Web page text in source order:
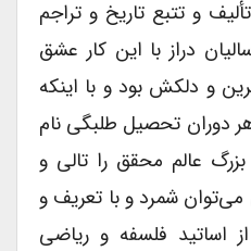
و تتبع تاریخ و تراجم
دراز با این کار عشق
و دلکش بود و با اینکه
دوران تحصیل طلبگى نام
عالم محقق را تالى و
شمرد و با تعریف و
اساتید فلسفه و ریاضى